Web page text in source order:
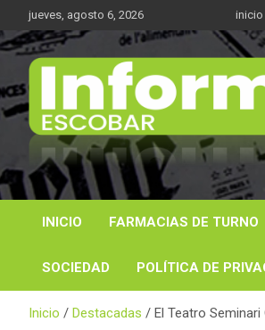
Saltar
al
contenido
jueves, agosto 6, 2026 inicio
Informe 21
Noticas reales
INICIO FARMACIAS DE TURNO
SOCIEDAD POLÍTICA DE
Inicio Destacadas El Teatro